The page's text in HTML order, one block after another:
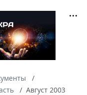
Август 2003